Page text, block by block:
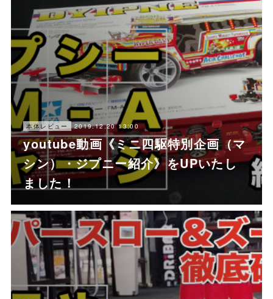
本体レビュー 2019.12.20 13:00
youtube動画《ミニ四駆特別企画（マ
シン）・ジプニー紹介》をUPいたし
ました！